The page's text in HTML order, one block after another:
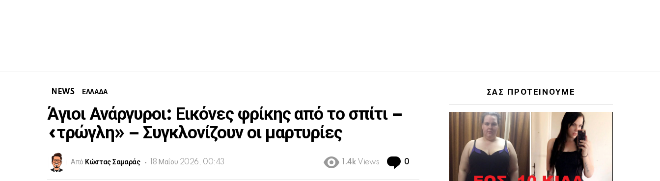
NEWS ΕΛΛΑΔΑ
Άγιοι Ανάργυροι: Εικόνες φρίκης από το σπίτι –
«τρώγλη» – Συγκλονίζουν οι μαρτυρίες
Από Κώστας Σαμαράς 18 Μαΐου 2026, 00:43 1.4k Views 0
ΣΑΣ ΠΡΟΤΕΙΝΟΥΜΕ